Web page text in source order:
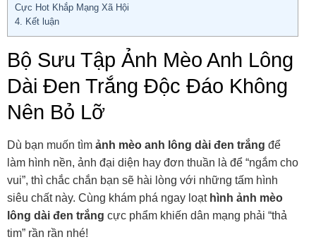
Cực Hot Khắp Mạng Xã Hội
4. Kết luận
Bộ Sưu Tập Ảnh Mèo Anh Lông
Dài Đen Trắng Độc Đáo Không
Nên Bỏ Lỡ
Dù bạn muốn tìm ảnh mèo anh lông dài đen trắng để
làm hình nền, ảnh đại diện hay đơn thuần là để “ngắm cho
vui”, thì chắc chắn bạn sẽ hài lòng với những tấm hình
siêu chất này. Cùng khám phá ngay loạt hình ảnh mèo
lông dài đen trắng cực phẩm khiến dân mạng phải “thả
tim” rần rần nhé!